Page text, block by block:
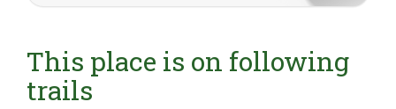
This place is on following
trails